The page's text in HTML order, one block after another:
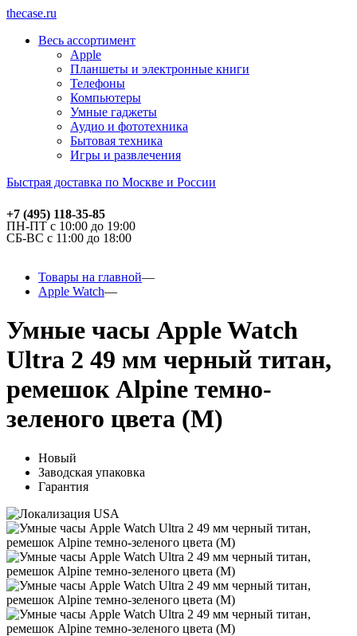
thecase.ru
Весь ассортимент
Apple
Планшеты и электронные книги
Телефоны
Компьютеры
Умные гаджеты
Аудио и фототехника
Бытовая техника
Игры и развлечения
Быстрая доставка по Москве и России
+7 (495) 118-35-85
ПН-ПТ с 10:00 до 19:00
СБ-ВС с 11:00 до 18:00
Товары на главной
Apple Watch
Умные часы Apple Watch
Ultra 2 49 мм черный титан,
ремешок Alpine темно-
зеленого цвета (M)
Новый
Заводская упаковка
Гарантия